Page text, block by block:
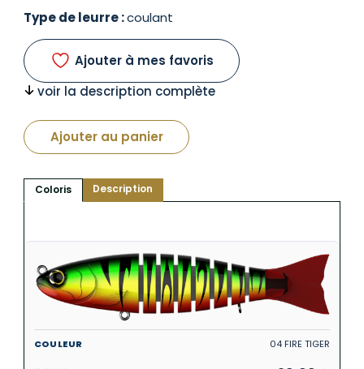
Type de leurre :coulant
Ajouter à mes favoris
voir la description complète
Ajouter au panier
Coloris Description
04 FIRE TIGER